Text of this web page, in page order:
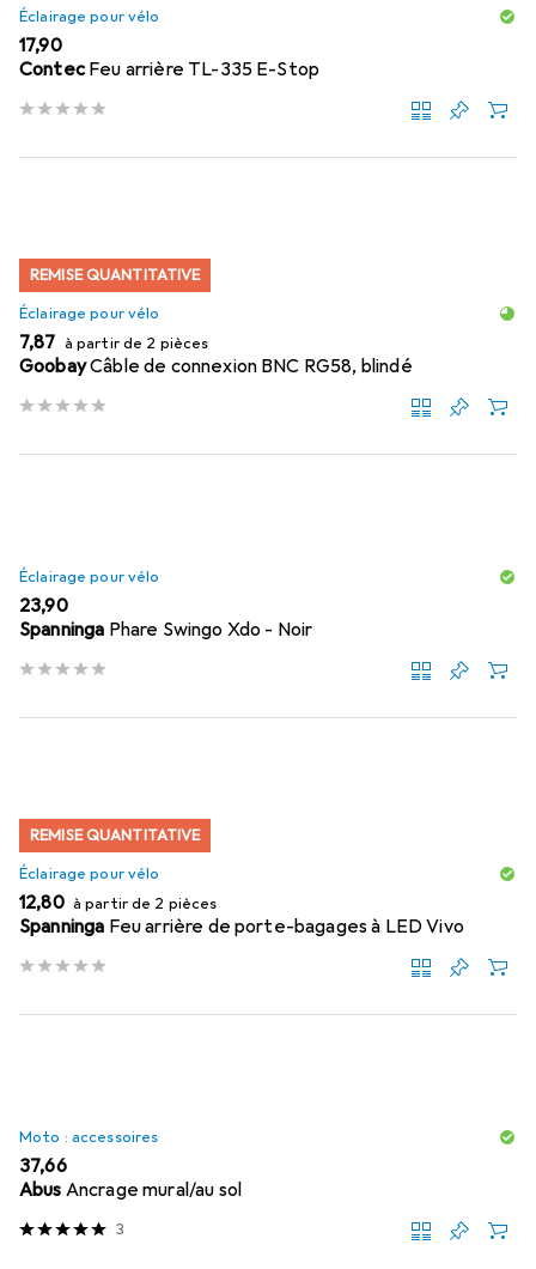
Éclairage pour vélo
EUR
17,90
Contec Feu arrière TL-335 E-Stop
REMISE QUANTITATIVE
Éclairage pour vélo
EUR
7,87 à partir de 2 pièces
GoobayCâble de connexion BNC RG58, blindé
Éclairage pour vélo
EUR
23,90
Spanninga Phare Swingo Xdo - Noir
REMISE QUANTITATIVE
Éclairage pour vélo
EUR
12,80 à partir de 2 pièces
Spanninga Feu arrière de porte-bagages à LED Vivo
Moto : accessoires
EUR
37,66
Abus Ancrage mural/au sol
3